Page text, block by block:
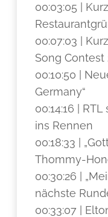
00:03:05 |
00:07:03 |
Song Contest
00:10:50 |
Germany“
00:14:16 |
ins Rennen
00:18:33 |
Thommy-
00:30:26 |
nächste
00:33:07 |